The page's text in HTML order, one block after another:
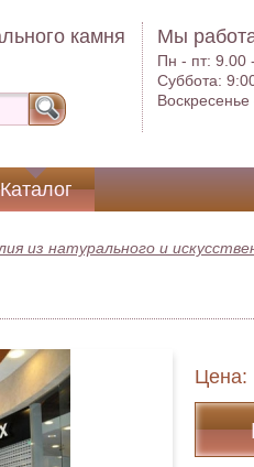
камня Мы
Пн - пт:9.00
Суббота:
Воскресенье
Каталог
из натурального и
Цена: